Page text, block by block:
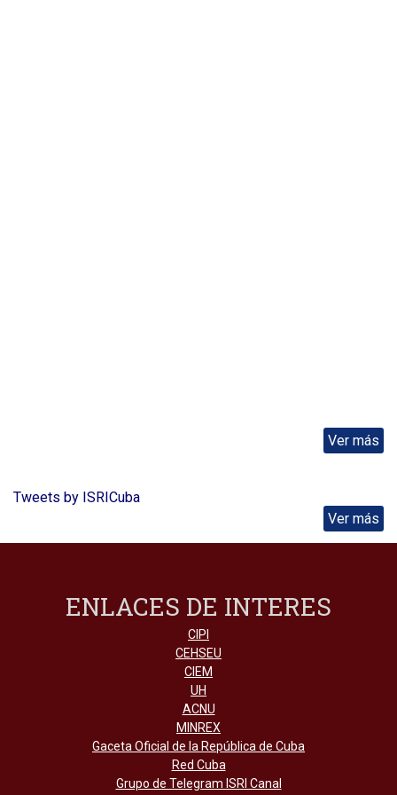
Ver más
Tweets by ISRICuba
Ver más
ENLACES DE INTERES
CIPI
CEHSEU
CIEM
UH
ACNU
MINREX
Gaceta Oficial de la República de Cuba
Red Cuba
Grupo de Telegram ISRI Canal